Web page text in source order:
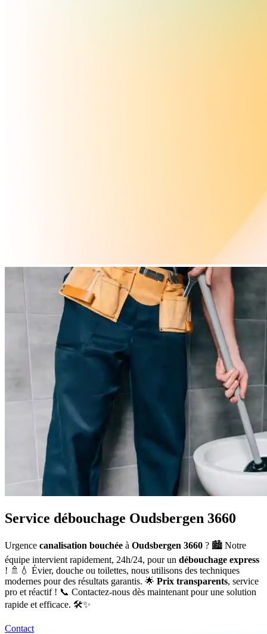
Service débouchage Oudsbergen 3660
Urgence canalisation bouchée à Oudsbergen 3660 ? 🏙️ Notre
équipe intervient rapidement, 24h/24, pour un débouchage express
! 🚿💧 Évier, douche ou toilettes, nous utilisons des techniques
modernes pour des résultats garantis. 🌟 Prix transparents, service
pro et réactif ! 📞 Contactez-nous dès maintenant pour une solution
rapide et efficace. 🛠️✨
Contact